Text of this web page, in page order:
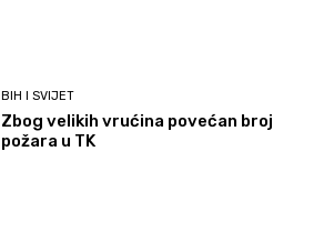
BIH I SVIJET
Zbog velikih vrućina povećan broj
požara u TK